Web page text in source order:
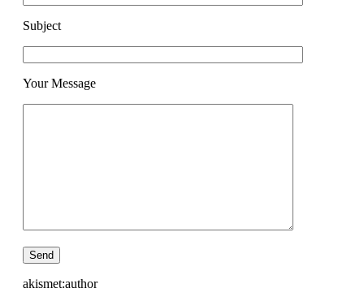
Subject
Your Message
akismet:author